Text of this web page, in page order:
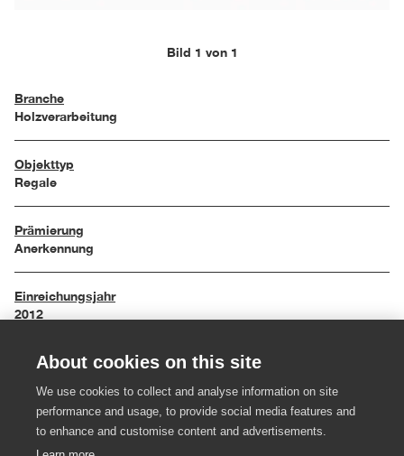
Bild 1 von 1
Branche
Holzverarbeitung
Objekttyp
Regale
Prämierung
Anerkennung
Einreichungsjahr
2012
Maße
Material
About cookies on this site
We use cookies to collect and analyse information on site
performance and usage, to provide social media features and
to enhance and customise content and advertisements.